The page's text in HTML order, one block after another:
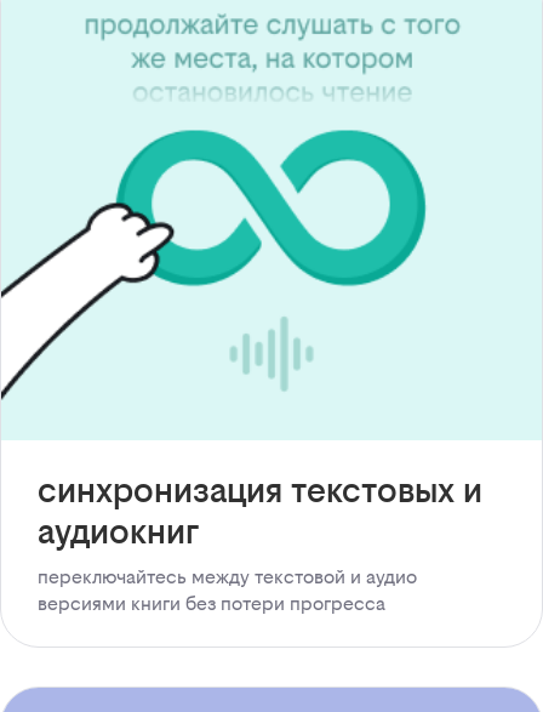
синхронизация текстовых и
аудиокниг
переключайтесь между текстовой и аудио
версиями книги без потери прогресса